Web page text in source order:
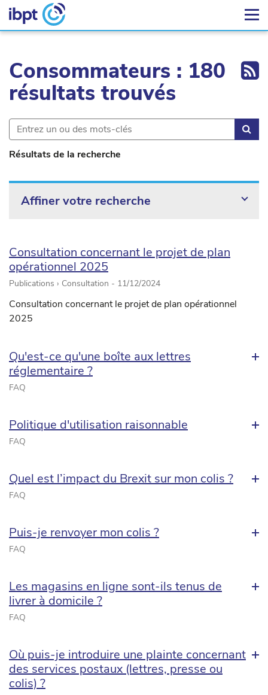
Consommateurs : 180
résultats trouvés
Résultats de la recherche
Affiner votre recherche
Consultation concernant le projet de plan
opérationnel 2025
Publications › Consultation - 11/12/2024
Consultation concernant le projet de plan opérationnel
2025
Qu'est-ce qu'une boîte aux lettres
réglementaire ?
FAQ
Politique d'utilisation raisonnable
FAQ
Quel est l’impact du Brexit sur mon colis ?
FAQ
Puis-je renvoyer mon colis ?
FAQ
Les magasins en ligne sont-ils tenus de
livrer à domicile ?
FAQ
Où puis-je introduire une plainte concernant
des services postaux (lettres, presse ou
colis) ?